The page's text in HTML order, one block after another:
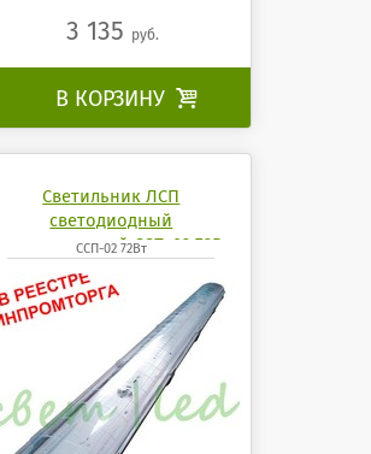
3 135 руб.
В КОРЗИНУ 
Светильник ЛСП
светодиодный
промышленный ССП-02 72Вт
4200К 6500K mobilux
ССП-02 72Вт